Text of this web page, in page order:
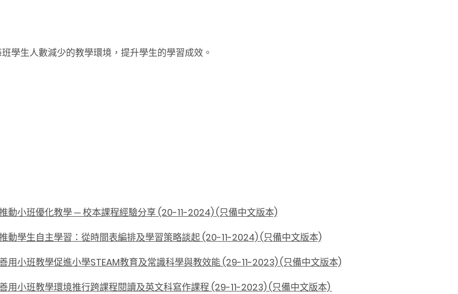
學生人數減少的教學環境，提升學生的學習成效。
動小班優化教學 ─ 校本課程經驗分享 (20-11-2024) (只備中文版本)
動學生自主學習：從時間表編排及學習策略談起 (20-11-2024) (只備中文版本)
用小班教學促進小學STEAM教育及常識科學與教效能 (29-11-2023) (只備中文版本)
用小班教學環境推行跨課程閱讀及英文科寫作課程 (29-11-2023) (只備中文版本)